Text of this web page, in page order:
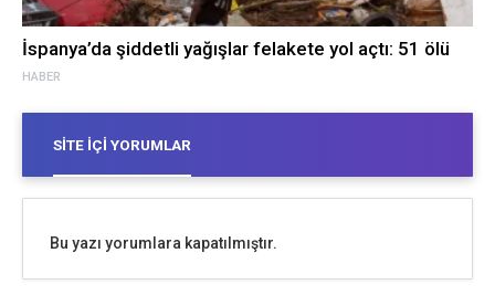
HABER
İspanya’da şiddetli yağışlar felakete yol açtı: 51 ölü
SITE İÇI YORUMLAR
Bu yazı yorumlara kapatılmıştır.